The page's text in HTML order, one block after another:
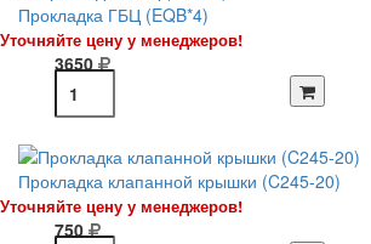
Прокладка ГБЦ (EQB*4)
Уточняйте цену у менеджеров!
3650
Прокладка клапанной крышки (C245-20)
Уточняйте цену у менеджеров!
750